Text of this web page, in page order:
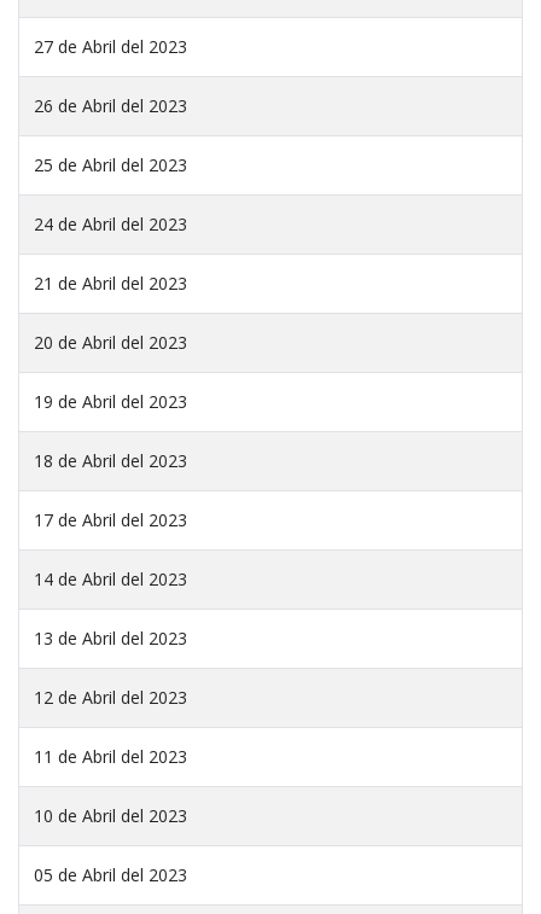
27 de Abril del 2023
26 de Abril del 2023
25 de Abril del 2023
24 de Abril del 2023
21 de Abril del 2023
20 de Abril del 2023
19 de Abril del 2023
18 de Abril del 2023
17 de Abril del 2023
14 de Abril del 2023
13 de Abril del 2023
12 de Abril del 2023
11 de Abril del 2023
10 de Abril del 2023
05 de Abril del 2023